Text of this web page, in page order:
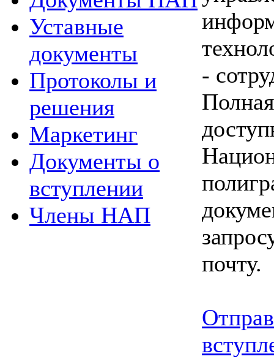
Уставные
документы
Протоколы и
решения
Маркетинг
Документы о
вступлении
Члены НАП
-
почту.